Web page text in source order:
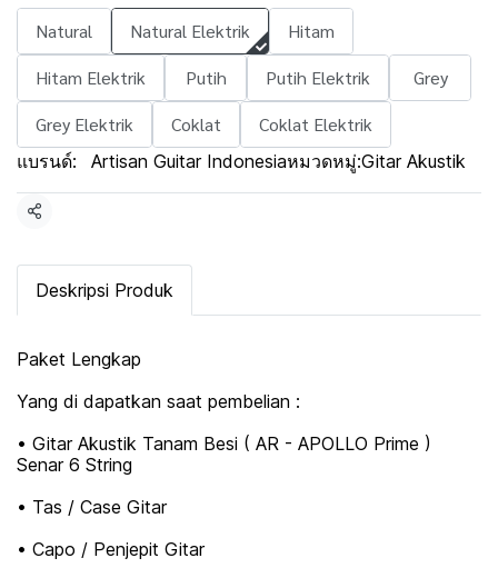
Natural Natural Elektrik
Hitam
Hitam Elektrik
Putih Putih Elektrik
Grey
Grey Elektrik
Coklat Coklat Elektrik
แบรนด์: Artisan Guitar Indonesiaหมวดหมู่:Gitar Akustik
แชร์
Deskripsi Produk
Paket Lengkap
Yang di dapatkan saat pembelian :
• Gitar Akustik Tanam Besi ( AR - APOLLO Prime )
Senar 6 String
• Tas / Case Gitar
• Capo / Penjepit Gitar